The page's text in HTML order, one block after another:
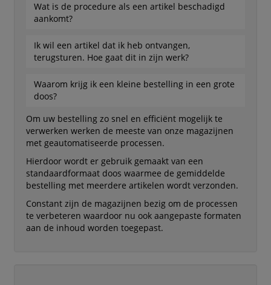
Wat is de procedure als een artikel beschadigd
aankomt?
Ik wil een artikel dat ik heb ontvangen,
terugsturen. Hoe gaat dit in zijn werk?
Waarom krijg ik een kleine bestelling in een grote
doos?
Om uw bestelling zo snel en efficiënt mogelijk te
verwerken werken de meeste van onze magazijnen
met geautomatiseerde processen.
Hierdoor wordt er gebruik gemaakt van een
standaardformaat doos waarmee de gemiddelde
bestelling met meerdere artikelen wordt verzonden.
Constant zijn de magazijnen bezig om de processen
te verbeteren waardoor nu ook aangepaste formaten
aan de inhoud worden toegepast.